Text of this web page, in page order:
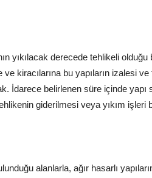
yıkılacak derecede tehlikeli
ve kiracılarına bu yapıların izalesi
İdarece belirlenen süre içinde yapı
giderilmesi veya yıkım
alanlarla, ağır hasarlı